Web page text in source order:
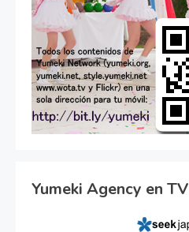
Yumeki Agency en TV